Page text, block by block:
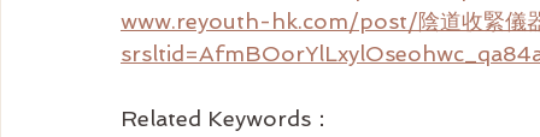
www.reyouth-hk.com/post/陰道收緊儀
Related Keywords：